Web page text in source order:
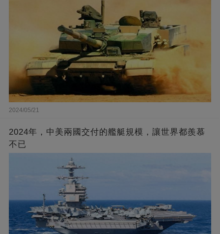
2024/05/21
2024年，中美兩國交付的艦艇規模，讓世界都羨慕
不已